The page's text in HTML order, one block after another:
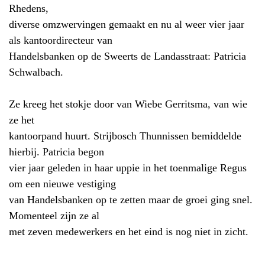
Rhedens,
diverse omzwervingen gemaakt en nu al weer vier jaar
als kantoordirecteur van
Handelsbanken op de Sweerts de Landasstraat: Patricia
Schwalbach.
Ze kreeg het stokje door van Wiebe Gerritsma, van wie
ze het
kantoorpand huurt. Strijbosch Thunnissen bemiddelde
hierbij. Patricia begon
vier jaar geleden in haar uppie in het toenmalige Regus
om een nieuwe vestiging
van Handelsbanken op te zetten maar de groei ging snel.
Momenteel zijn ze al
met zeven medewerkers en het eind is nog niet in zicht.